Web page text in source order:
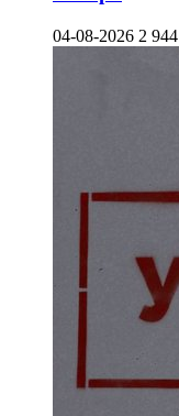
04-08-2026 2 944